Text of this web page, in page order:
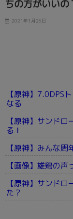
ちの方がいいの
2021年1月26日
【原神】7.0DPS
なる
【原神】サンド
る！
【原神】みんな
【画像】雄鶏の
【原神】サンド
た？